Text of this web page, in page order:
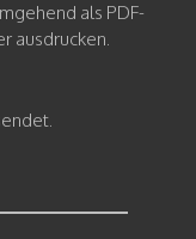
als PDF-
ausdrucken.